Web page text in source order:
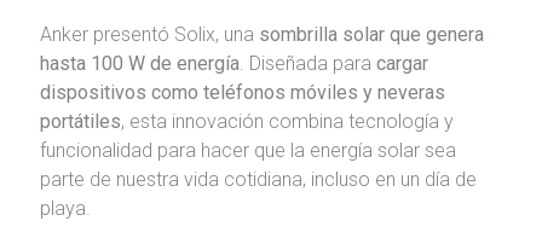
Anker presentó Solix, una sombrilla solar que genera
hasta 100 W de energía . Diseñada para cargar
dispositivos como teléfonos móviles y neveras
portátiles, esta innovación combina tecnología y
funcionalidad para hacer que la energía solar sea
parte de nuestra vida cotidiana, incluso en un día de
playa.